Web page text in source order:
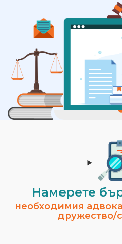
Намерете
необходимия
дружество/